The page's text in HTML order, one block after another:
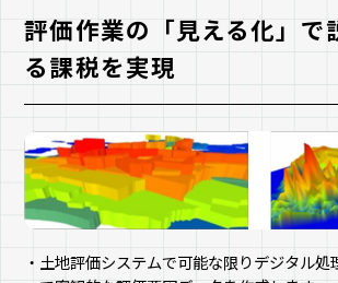
評価作業の「見える化」で
る課税を実現
・土地評価システムで可能な限りデジタル処